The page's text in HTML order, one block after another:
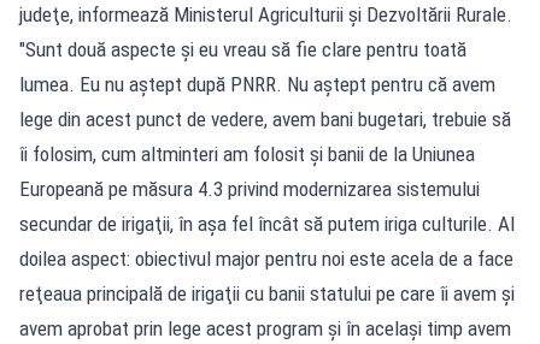
judeţe, informează Ministerul Agriculturii şi Dezvoltării Rurale.
"Sunt două aspecte şi eu vreau să fie clare pentru toată
lumea. Eu nu aştept după PNRR. Nu aştept pentru că avem
lege din acest punct de vedere, avem bani bugetari, trebuie să
îi folosim, cum altminteri am folosit şi banii de la Uniunea
Europeană pe măsura 4.3 privind modernizarea sistemului
secundar de irigaţii, în aşa fel încât să putem iriga culturile. Al
doilea aspect: obiectivul major pentru noi este acela de a face
reţeaua principală de irigaţii cu banii statului pe care îi avem şi
avem aprobat prin lege acest program şi în acelaşi timp avem